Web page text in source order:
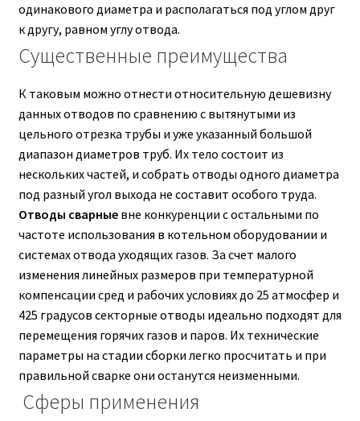
одинакового диаметра и располагаться под углом друг
к другу, равном углу отвода.
Существенные преимущества
К таковым можно отнести относительную дешевизну
данных отводов по сравнению с вытянутыми из
цельного отрезка трубы и уже указанный большой
диапазон диаметров труб. Их тело состоит из
нескольких частей, и собрать отводы одного диаметра
под разный угол выхода не составит особого труда.
Отводы сварныевне конкуренции с остальными по
частоте использования в котельном оборудовании и
системах отвода уходящих газов. За счет малого
изменения линейных размеров при температурной
компенсации сред и рабочих условиях до 25 атмосфер и
425 градусов секторные отводы идеально подходят для
перемещения горячих газов и паров. Их технические
параметры на стадии сборки легко просчитать и при
правильной сварке они останутся неизменными.
Сферы применения